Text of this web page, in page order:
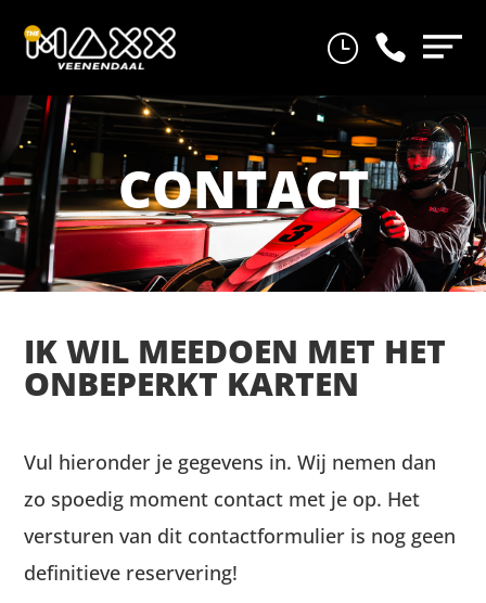

}
CONTACT
IK WIL MEEDOEN MET HET
ONBEPERKT KARTEN
Vul hieronder je gegevens in. Wij nemen dan
zo spoedig moment contact met je op. Het
versturen van dit contactformulier is nog geen
definitieve reservering!